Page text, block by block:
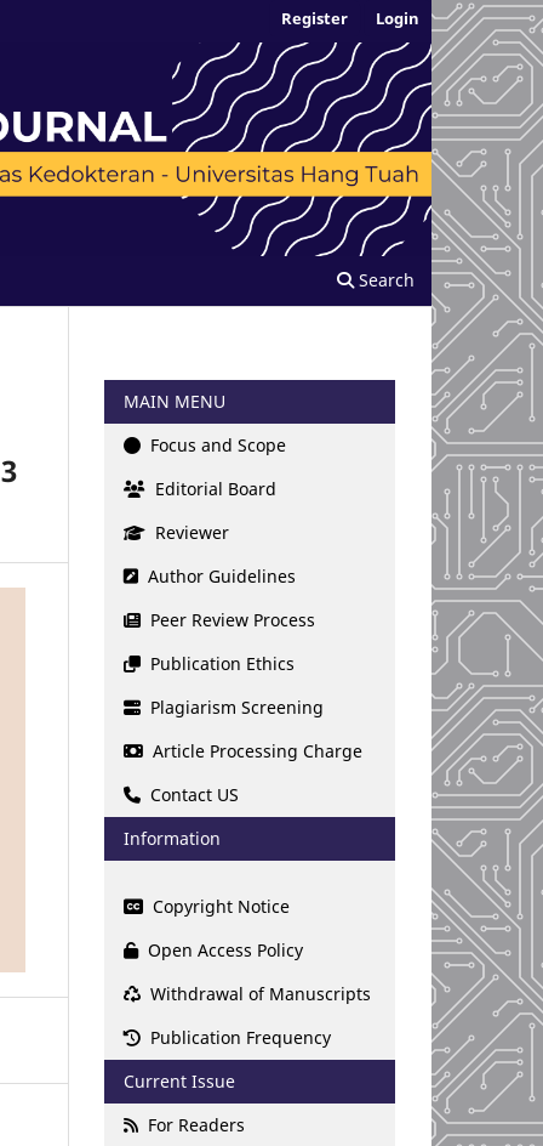
Search
Register Login
MAIN MENU
Focus and Scope
Editorial Board
Reviewer
Author Guidelines
Peer Review Process
Publication Ethics
Plagiarism Screening
Article Processing Charge
Contact US
Information
Copyright Notice
Open Access Policy
Withdrawal of Manuscripts
Publication Frequency
Current Issue
For Readers